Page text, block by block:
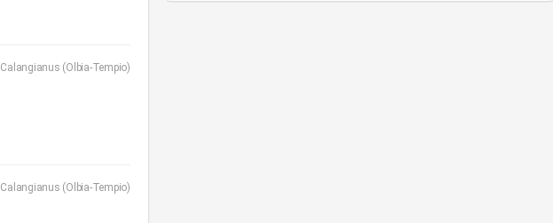
Calangianus (Olbia-Tempio)
Calangianus (Olbia-Tempio)